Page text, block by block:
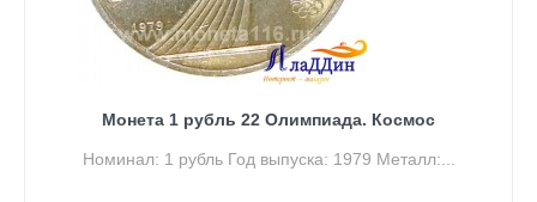
Монета 1 рубль 22 Олимпиада. Космос
Номинал: 1 рубль Год выпуска: 1979 Металл:...